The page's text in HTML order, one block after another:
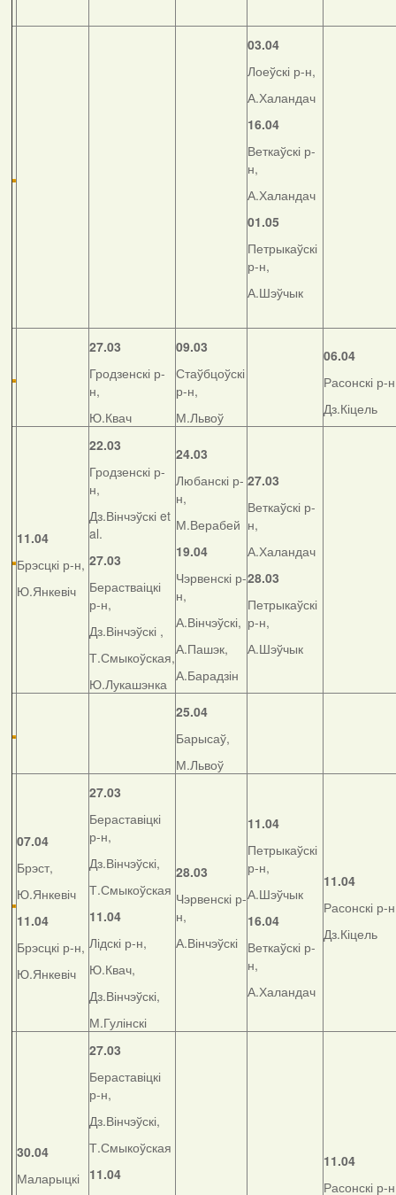
03.04
Лоеўскі р-н,
А.Халандач
16.04
Веткаўскі р-
н,
А.Халандач
01.05
Петрыкаўскі
р-н,
А.Шэўчык
27.03
Гродзенскі р-
н,
Ю.Квач
09.03
Стаўбцоўскі
р-н,
М.Львоў
06.04
Расонскі р-
Дз.Кіцель
11.04
Брэсцкі р-н,
Ю.Янкевіч
22.03
Гродзенскі р-
н,
Дз.Вінчэўскі et
al.
27.03
Берастваіцкі
р-н,
Дз.Вінчэўскі ,
Т.Смыкоўская,
Ю.Лукашэнка
24.03
Любанскі р-
н,
М.Верабей
19.04
Чэрвенскі р-
н,
А.Вінчэўскі,
А.Пашэк,
А.Барадзін
27.03
Веткаўскі р-
н,
А.Халандач
28.03
Петрыкаўскі
р-н,
А.Шэўчык
25.04
Барысаў,
М.Львоў
07.04
Брэст,
Ю.Янкевіч
11.04
Брэсцкі р-н,
Ю.Янкевіч
27.03
Бераставіцкі
р-н,
Дз.Вінчэўскі,
Т.Смыкоўская
11.04
Лідскі р-н,
Ю.Квач,
Дз.Вінчэўскі,
М.Гулінскі
28.03
Чэрвенскі р-
н,
А.Вінчэўскі
11.04
Петрыкаўскі
р-н,
А.Шэўчык
16.04
Веткаўскі р-
н,
А.Халандач
11.04
Расонскі р-
Дз.Кіцель
30.04
Маларыцкі
27.03
Бераставіцкі
р-н,
Дз.Вінчэўскі,
Т.Смыкоўская
11.04
11.04
Расонскі р-